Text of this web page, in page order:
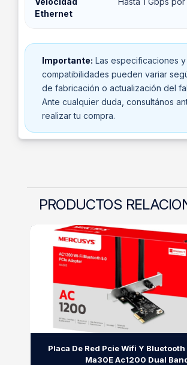
Ethernet
Importante: Las especificaciones y
compatibilidades pueden variar
de fabricación o actualización del
Ante cualquier duda, consultános
realizar tu compra.
PRODUCTOS
Placa De Red Pcie Wifi Y
Ma30E Ac1200 Dual